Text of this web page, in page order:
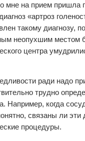
на прием пришла
«артроз
такому диагнозу,
неопухшим местом
центра
ради надо
трудно
Например, когда
связаны ли
процедуры.